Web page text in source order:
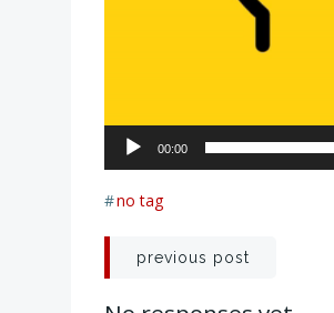
00:00
#no tag
投previous post